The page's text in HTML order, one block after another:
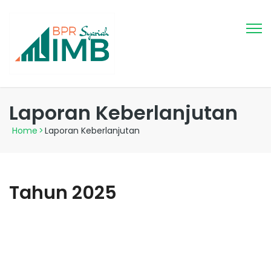
Laporan Keberlanjutan
Home > Laporan Keberlanjutan
Tahun 2025